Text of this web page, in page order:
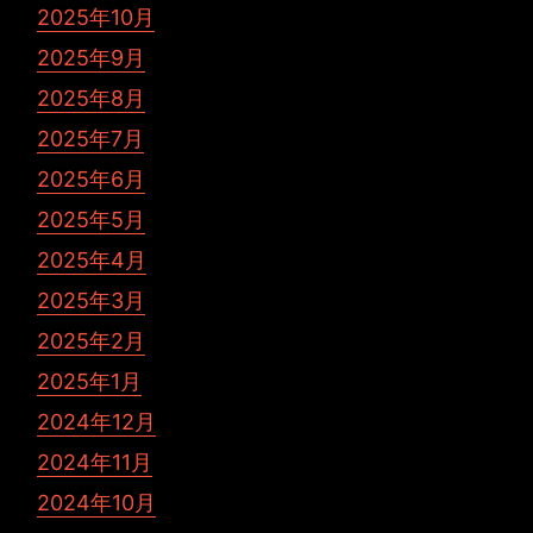
2025年10月
2025年9月
2025年8月
2025年7月
2025年6月
2025年5月
2025年4月
2025年3月
2025年2月
2025年1月
2024年12月
2024年11月
2024年10月